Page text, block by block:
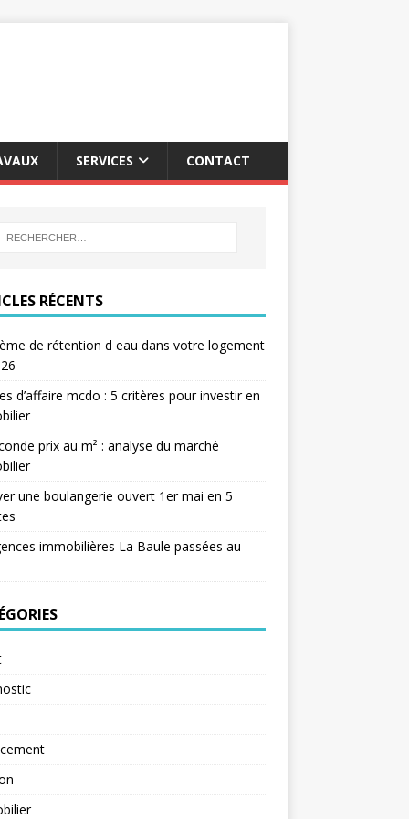
SERVICES CONTACT
RÉCENTS
de rétention d eau dans votre logement
d’affaire mcdo : 5 critères pour investir en
prix au m² : analyse du marché
une boulangerie ouvert 1er mai en 5
immobilières La Baule passées au